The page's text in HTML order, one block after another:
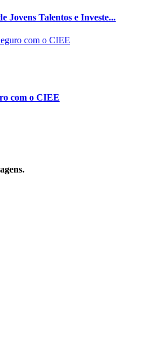
Jovens Talentos e Investe...
com o CIEE